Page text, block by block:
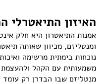
האיזון התיאטרלי
אמנות התיאטרון היא חלק
ומנטליזם, מכיוון שאותה
נוכחות בימתית מרשימה
משמעותית עם הקהל ולהעצמת
מנטליזם שבו הבדרן רק